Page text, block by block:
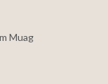
Muag